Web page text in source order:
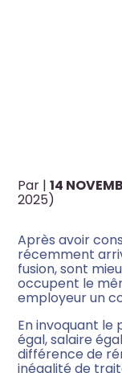
Travailleur à
Par |14
2025)
Après avoir
récemment
fusion, sont
occupent le
employeur un
En invoquant le
égal, salaire
différence de
inégalité de